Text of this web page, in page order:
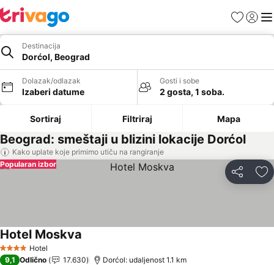
FavoritiPrijavi
Destinacija
Dorćol, Beograd
Dolazak/odlazak
Izaberi datume
Gosti i sobe
2 gosta, 1 soba.
Sortiraj Filtriraj Mapa
Beograd: smeštaji u blizini lokacije Dorćol
Kako uplate koje primimo utiču na rangiranje
Deli
Popularan izbor
4 ZvezdiceHotel
Hotel Moskva
9,1 Odlično 17.630 Dorćol: udaljenost 1.1 km